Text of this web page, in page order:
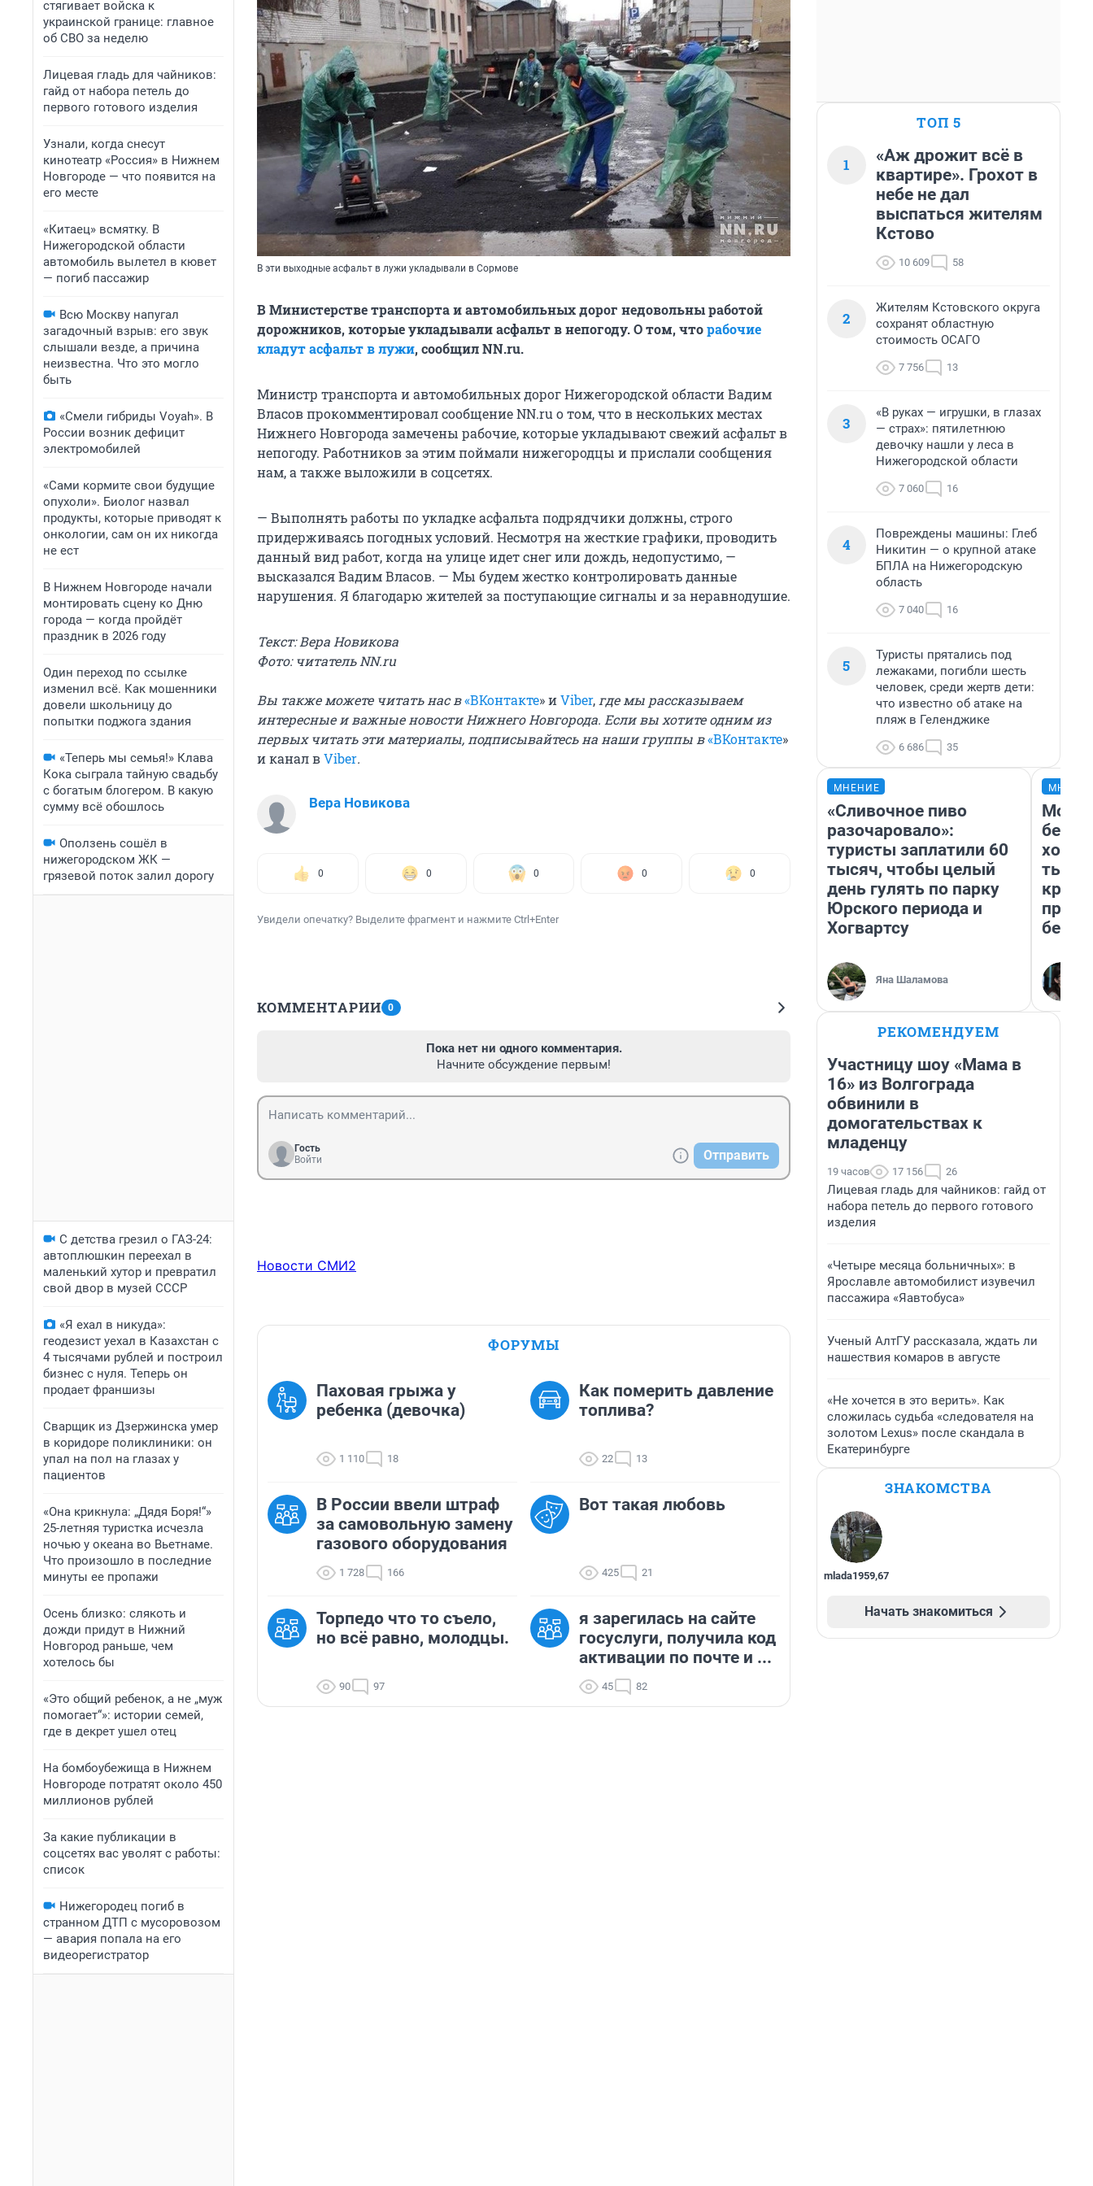
стягивает войска к
украинской границе: главное
об СВО за неделю
Лицевая гладь для чайников:
гайд от набора петель до
первого готового изделия
Узнали, когда снесут
кинотеатр «Россия» в Нижнем
Новгороде — что появится на
его месте
«Китаец» всмятку. В
Нижегородской области
автомобиль вылетел в кювет
— погиб пассажир
Всю Москву напугал
загадочный взрыв: его звук
слышали везде, а причина
неизвестна. Что это могло
быть
«Смели гибриды Voyah». В
России возник дефицит
электромобилей
«Сами кормите свои будущие
опухоли». Биолог назвал
продукты, которые приводят к
онкологии, сам он их никогда
не ест
В Нижнем Новгороде начали
монтировать сцену ко Дню
города — когда пройдёт
праздник в 2026 году
Один переход по ссылке
изменил всё. Как мошенники
довели школьницу до
попытки поджога здания
«Теперь мы семья!» Клава
Кока сыграла тайную свадьбу
с богатым блогером. В какую
сумму всё обошлось
Оползень сошёл в
нижегородском ЖК —
грязевой поток залил дорогу
С детства грезил о ГАЗ-24:
автоплюшкин переехал в
маленький хутор и превратил
свой двор в музей СССР
«Я ехал в никуда»:
геодезист уехал в Казахстан с
4 тысячами рублей и построил
бизнес с нуля. Теперь он
продает франшизы
Сварщик из Дзержинска умер
в коридоре поликлиники: он
упал на пол на глазах у
пациентов
«Она крикнула: „Дядя Боря!“»
25-летняя туристка исчезла
ночью у океана во Вьетнаме.
Что произошло в последние
минуты ее пропажи
Осень близко: слякоть и
дожди придут в Нижний
Новгород раньше, чем
хотелось бы
«Это общий ребенок, а не „муж
помогает“»: истории семей,
где в декрет ушел отец
На бомбоубежища в Нижнем
Новгороде потратят около 450
миллионов рублей
За какие публикации в
соцсетях вас уволят с работы:
список
Нижегородец погиб в
странном ДТП с мусоровозом
— авария попала на его
видеорегистратор
В эти выходные асфальт в лужи укладывали в Сормове
В Министерстве транспорта и автомобильных дорог недовольны работой
дорожников, которые укладывали асфальт в непогоду. О том, чторабочие
кладут асфальт в лужи, сообщил NN.ru.
Министр транспорта и автомобильных дорог Нижегородской области Вадим
Власов прокомментировал сообщение NN.ru о том, что в нескольких местах
Нижнего Новгорода замечены рабочие, которые укладывают свежий асфальт в
непогоду. Работников за этим поймали нижегородцы и прислали сообщения
нам, а также выложили в соцсетях.
— Выполнять работы по укладке асфальта подрядчики должны, строго
придерживаясь погодных условий. Несмотря на жесткие графики, проводить
данный вид работ, когда на улице идет снег или дождь, недопустимо, —
высказался Вадим Власов. — Мы будем жестко контролировать данные
нарушения. Я благодарю жителей за поступающие сигналы и за неравнодушие.
Текст: Вера Новикова
Фото: читатель NN.ru
Вы также можете читать нас в«ВКонтакте» иViber, где мы рассказываем
интересные и важные новости Нижнего Новгорода. Если вы хотите одним из
первых читать эти материалы, подписывайтесь на наши группы в«ВКонтакте»
и канал вViber.
Вера Новикова
0 0 0 0 0
Увидели опечатку? Выделите фрагмент и нажмите Ctrl+Enter
КОММЕНТАРИИ 0
Пока нет ни одного комментария.
Начните обсуждение первым!
Гость
Войти
Отправить
Новости СМИ2
ФОРУМЫ
Паховая грыжа у
ребенка (девочка)
1 110 18
Как померить давление
топлива?
22 13
В России ввели штраф
за самовольную замену
газового оборудования
1 728 166
Вот такая любовь
425 21
Торпедо что то съело,
но всё равно, молодцы.
90 97
я зарегилась на сайте
госуслуги, получила код
активации по почте и ...
45 82
ТОП 5
1
«Аж дрожит всё в
квартире». Грохот в
небе не дал
выспаться жителям
Кстово
10 609 58
2
Жителям Кстовского округа
сохранят областную
стоимость ОСАГО
7 756 13
3
«В руках — игрушки, в глазах
— страх»: пятилетнюю
девочку нашли у леса в
Нижегородской области
7 060 16
4
Повреждены машины: Глеб
Никитин — о крупной атаке
БПЛА на Нижегородскую
область
7 040 16
5
Туристы прятались под
лежаками, погибли шесть
человек, среди жертв дети:
что известно об атаке на
пляж в Геленджике
6 686 35
МНЕНИЕ
«Сливочное пиво
разочаровало»:
туристы заплатили 60
тысяч, чтобы целый
день гулять по парку
Юрского периода и
Хогвартсу
Яна Шаламова
Мой
РЕКОМЕНДУЕМ
Участницу шоу «Мама в
16» из Волгограда
обвинили в
домогательствах к
младенцу
19 часов 17 156 26
Лицевая гладь для чайников: гайд от
набора петель до первого готового
изделия
«Четыре месяца больничных»: в
Ярославле автомобилист изувечил
пассажира «Яавтобуса»
Ученый АлтГУ рассказала, ждать ли
нашествия комаров в августе
«Не хочется в это верить». Как
сложилась судьба «следователя на
золотом Lexus» после скандала в
Екатеринбурге
ЗНАКОМСТВА
mlada1959,67
Начать знакомиться